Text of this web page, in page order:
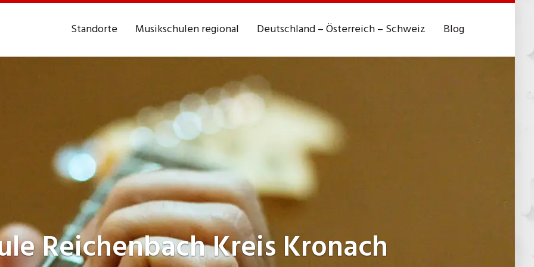
Standorte Musikschulen regional Deutschland – Österreich – Schweiz Blog
Reichenbach Kreis Kronach